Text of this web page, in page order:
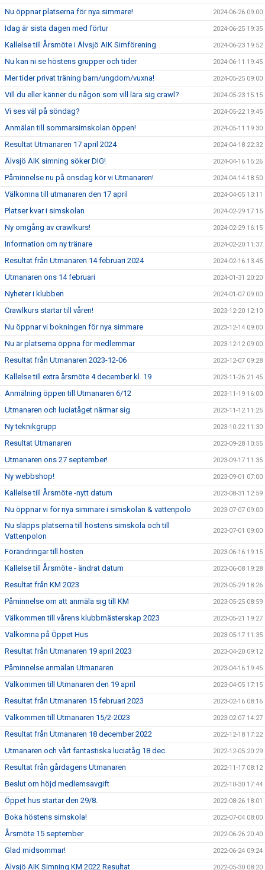
Nu öppnar platserna för nya simmare! 2024-06-26 09:00
Idag är sista dagen med förtur 2024-06-25 19:35
Kallelse till Årsmöte i Älvsjö AIK Simförening 2024-06-23 19:52
Nu kan ni se höstens grupper och tider 2024-06-11 19:45
Mer tider privat träning barn/ungdom/vuxna! 2024-05-25 09:00
Vill du eller känner du någon som vill lära sig crawl? 2024-05-23 15:15
Vi ses väl på söndag? 2024-05-22 19:45
Anmälan till sommarsimskolan öppen! 2024-05-11 19:30
Resultat Utmanaren 17 april 2024 2024-04-18 22:32
Älvsjö AIK simning söker DIG! 2024-04-16 15:26
Påminnelse nu på onsdag kör vi Utmanaren! 2024-04-14 18:50
Välkomna till utmanaren den 17 april 2024-04-05 13:11
Platser kvar i simskolan 2024-02-29 17:15
Ny omgång av crawlkurs! 2024-02-29 16:15
Information om ny tränare 2024-02-20 11:37
Resultat från Utmanaren 14 februari 2024 2024-02-16 13:45
Utmanaren ons 14 februari 2024-01-31 20:20
Nyheter i klubben 2024-01-07 09:00
Crawlkurs startar till våren! 2023-12-20 12:10
Nu öppnar vi bokningen för nya simmare 2023-12-14 09:00
Nu är platserna öppna för medlemmar 2023-12-12 09:00
Resultat från Utmanaren 2023-12-06 2023-12-07 09:28
Kallelse till extra årsmöte 4 december kl. 19 2023-11-26 21:45
Anmälning öppen till Utmanaren 6/12 2023-11-19 16:00
Utmanaren och luciatåget närmar sig 2023-11-12 11:25
Ny teknikgrupp 2023-10-22 11:30
Resultat Utmanaren 2023-09-28 10:55
Utmanaren ons 27 september! 2023-09-17 11:35
Ny webbshop! 2023-09-01 07:00
Kallelse till Årsmöte -nytt datum 2023-08-31 12:59
Nu öppnar vi för nya simmare i simskolan & vattenpolo 2023-07-07 09:00
Nu släpps platserna till höstens simskola och till
Vattenpolon
2023-07-01 09:00
Förändringar till hösten 2023-06-16 19:15
Kallelse till Årsmöte - ändrat datum 2023-06-08 19:28
Resultat från KM 2023 2023-05-29 18:26
Påminnelse om att anmäla sig till KM 2023-05-25 08:59
Välkommen till vårens klubbmästerskap 2023 2023-05-21 19:27
Välkomna på Öppet Hus 2023-05-17 11:35
Resultat från Utmanaren 19 april 2023 2023-04-20 09:12
Påminnelse anmälan Utmanaren 2023-04-16 19:45
Välkommen till Utmanaren den 19 april 2023-04-05 17:15
Resultat från Utmanaren 15 februari 2023 2023-02-16 08:16
Välkommen till Utmanaren 15/2-2023 2023-02-07 14:27
Resultat från Utmanaren 18 december 2022 2022-12-18 17:22
Utmanaren och vårt fantastiska luciatåg 18 dec. 2022-12-05 20:29
Resultat från gårdagens Utmanaren 2022-11-17 08:12
Beslut om höjd medlemsavgift 2022-10-30 17:44
Öppet hus startar den 29/8. 2022-08-26 18:01
Boka höstens simskola! 2022-07-04 08:00
Årsmöte 15 september 2022-06-26 20:40
Glad midsommar! 2022-06-24 09:24
Älvsjö AIK Simning KM 2022 Resultat 2022-05-30 08:20